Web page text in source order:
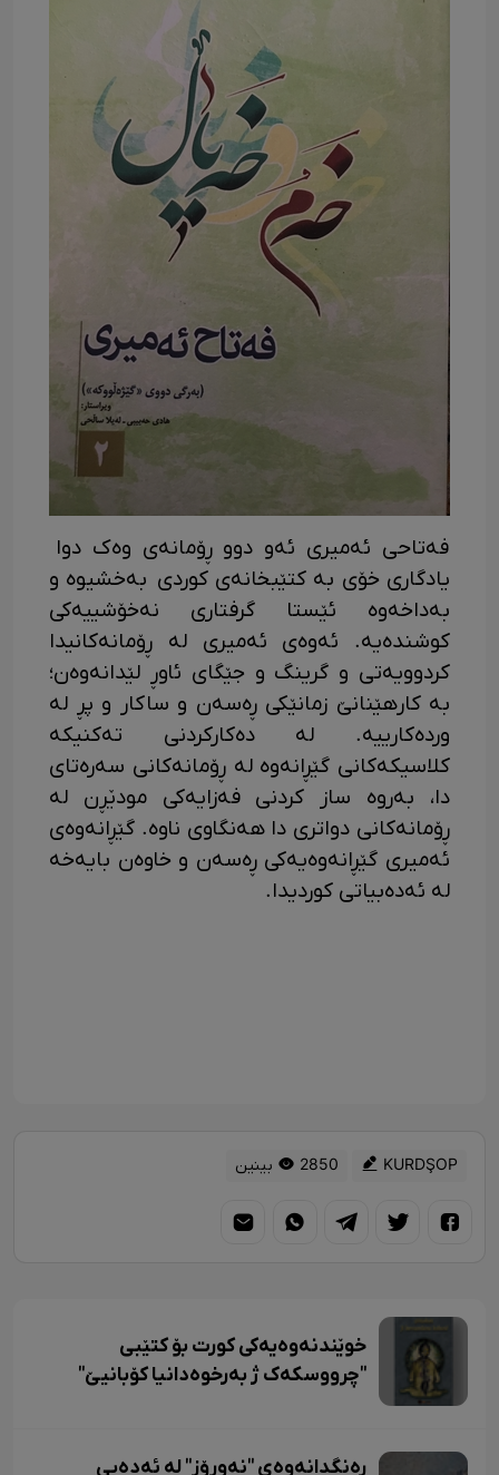
فەتاحی ئەمیری ئەو دوو ڕۆمانەی وەک دوا
یادگاری خۆی بە کتێبخانەی کوردی بەخشیوە و
بەداخەوە ئێستا گرفتاری نەخۆشییەکی
کوشندەیە. ئەوەی ئەمیری لە ڕۆمانەکانیدا
کردوویەتی و گرینگ و جێگای ئاوڕ لێدانەوەن؛
بە کارهێنانێ زمانێکی ڕەسەن و ساکار و پڕ لە
وردەکارییە. لە دەکارکردنی تەکنیکە
کلاسیکەکانی گێڕانەوە لە ڕۆمانەکانی سەرەتای
دا، بەروە ساز کردنی فەزایەکی مودێڕن لە
ڕۆمانەکانی دواتری دا هەنگاوی ناوە. گێڕانەوەی
ئەمیری گێڕانەوەیەکی ڕەسەن و خاوەن بایەخە
لە ئەدەبیاتی کوردیدا.
KURDŞOP 2850 بینین
خوێندنەوەیەکی کورت بۆ کتێبی
"چرووسکەک ژ بەرخوەدانیا کۆبانیێ"
ڕەنگدانەوەی "نەورۆز" لە ئەدەبی